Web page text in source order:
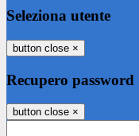
Seleziona utente
button close ×
Recupero password
button close ×